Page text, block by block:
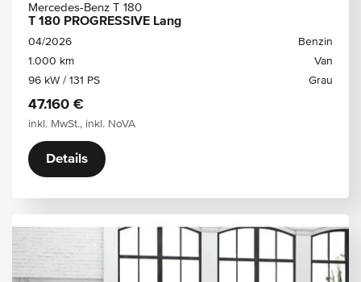
Mercedes-Benz T 180
T 180 PROGRESSIVE Lang
04/2026
Benzin
1.000 km
Van
96 kW / 131 PS
Grau
47.160 €
inkl. MwSt., inkl. NoVA
Details